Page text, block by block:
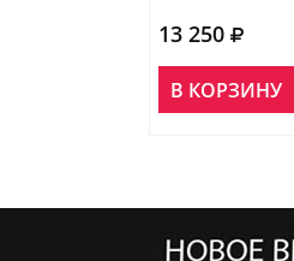
13 250
В КОРЗИНУ